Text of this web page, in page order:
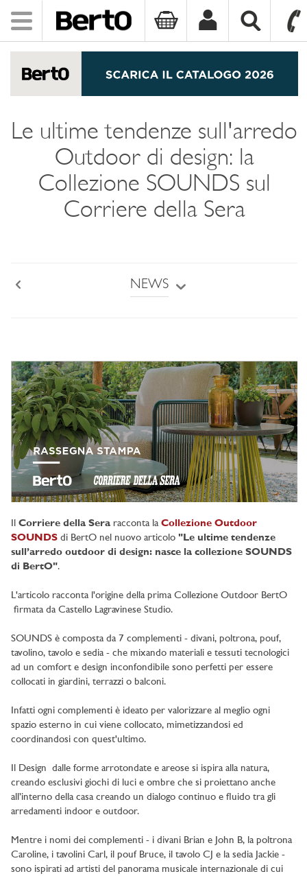
Toggle
navigation
Le ultime tendenze sull'arredo
Outdoor di design: la
Collezione SOUNDS sul
Corriere della Sera
NEWS
Il Corriere della Sera racconta la Collezione Outdoor
SOUNDS di BertO nel nuovo articolo "Le ultime tendenze
sull’arredo outdoor di design: nasce la collezione SOUNDS
di BertO".
L'articolo racconta l'origine della prima Collezione Outdoor BertO
firmata da Castello Lagravinese Studio.
SOUNDS è composta da 7 complementi - divani, poltrona, pouf,
tavolino, tavolo e sedia - che mixando materiali e tessuti tecnologici
ad un comfort e design inconfondibile sono perfetti per essere
collocati in giardini, terrazzi o balconi.
Infatti ogni complementi è ideato per valorizzare al meglio ogni
spazio esterno in cui viene collocato, mimetizzandosi ed
coordinandosi con quest'ultimo.
Il Design dalle forme arrotondate e areose si ispira alla natura,
creando esclusivi giochi di luci e ombre che si proiettano anche
all’interno della casa creando un dialogo continuo e fluido tra gli
arredamenti indoor e outdoor.
Mentre i nomi dei complementi - i divani Brian e John B, la poltrona
Caroline, i tavolini Carl, il pouf Bruce, il tavolo CJ e la sedia Jackie -
sono ispirati ad artisti del panorama musicale internazionale di cui